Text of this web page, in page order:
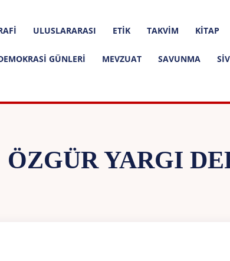
ULUSLARARASI ETIK TAKVIM KITAP
GÜNLERI MEVZUAT SAVUNMA
ÖZGÜR YARGI